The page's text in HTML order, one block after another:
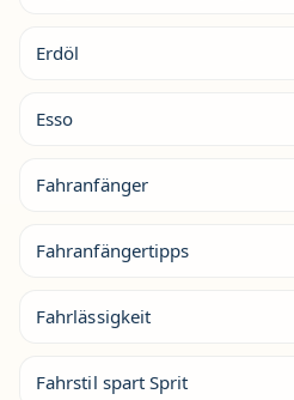
Erdöl
Esso
Fahranfänger
Fahranfängertipps
Fahrlässigkeit
Fahrstil spart Sprit